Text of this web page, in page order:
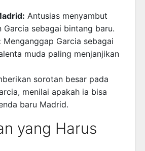
Antusias menyambut
Garcia sebagai bintang baru.
Menganggap Garcia sebagai
muda paling menjanjikan
sorotan besar pada
menilai apakah ia bisa
baru Madrid.
yang Harus